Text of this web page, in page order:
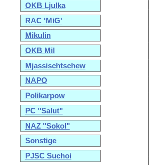
OKB Ljulka
RAC 'MiG'
Mikulin
OKB Mil
Mjassischtschew
NAPO
Polikarpow
PC "Salut"
NAZ "Sokol"
Sonstige
PJSC Suchoi